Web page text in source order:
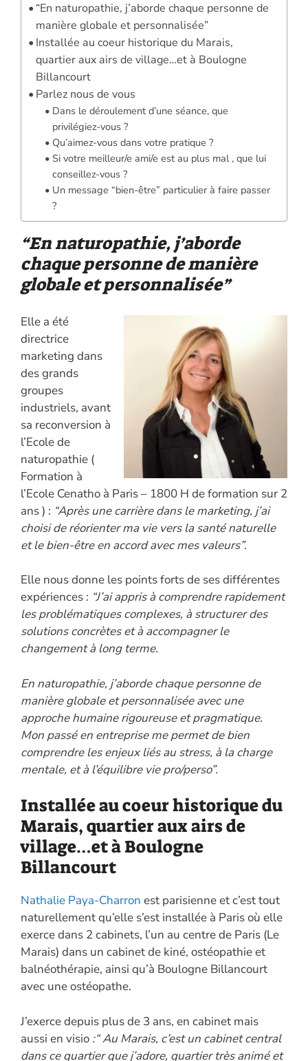
“En naturopathie, j’aborde chaque personne de
manière globale et personnalisée”
Installée au coeur historique du Marais,
quartier aux airs de village…et à Boulogne
Billancourt
Parlez nous de vous
Dans le déroulement d’une séance, que
privilégiez-vous ?
Qu’aimez-vous dans votre pratique ?
Si votre meilleur/e ami/e est au plus mal , que lui
conseillez-vous ?
Un message “bien-être” particulier à faire passer
?
“En naturopathie, j’aborde
chaque personne de manière
globale et personnalisée”
Elle a été
directrice
marketing dans
des grands
groupes
industriels, avant
sa reconversion à
l’Ecole de
naturopathie (
Formation à
l’Ecole Cenatho à Paris – 1800 H de formation sur 2
ans ) : “Après une carrière dans le marketing, j’ai
choisi de réorienter ma vie vers la santé naturelle
et le bien-être en accord avec mes valeurs”.
Elle nous donne les points forts de ses différentes
expériences : “J’ai appris à comprendre rapidement
les problématiques complexes, à structurer des
solutions concrètes et à accompagner le
changement à long terme.
En naturopathie, j’aborde chaque personne de
manière globale et personnalisée avec une
approche humaine rigoureuse et pragmatique.
Mon passé en entreprise me permet de bien
comprendre les enjeux liés au stress, à la charge
mentale, et à l’équilibre vie pro/perso”.
Installée au coeur historique du
Marais, quartier aux airs de
village…et à Boulogne
Billancourt
Nathalie Paya-Charron est parisienne et c’est tout
naturellement qu’elle s’est installée à Paris où elle
exerce dans 2 cabinets, l’un au centre de Paris (Le
Marais) dans un cabinet de kiné, ostéopathie et
balnéothérapie, ainsi qu’à Boulogne Billancourt
avec une ostéopathe.
J’exerce depuis plus de 3 ans, en cabinet mais
aussi en visio :“ Au Marais, c’est un cabinet central
dans ce quartier que j’adore, quartier très animé et